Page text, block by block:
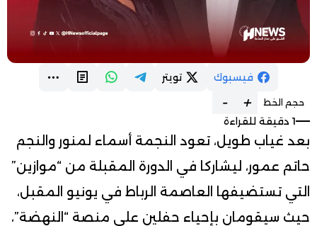
فيسبوك تويتر
حجم الخط +
-
1 دقيقة للقراءة
بعد غياب طويل، تعود النجمة أسماء لمنور والنجم
حاتم عمور، ليشاركا في الدورة المقبلة من “موازين”
التي تستضيفها العاصمة الرباط في يونيو المقبل،
حيث سيقومان بإحياء حفلين على منصة “النهضة”،